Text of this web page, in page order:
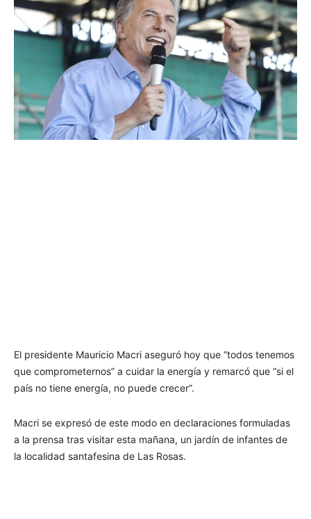
El presidente Mauricio Macri aseguró hoy que “todos tenemos
que comprometernos” a cuidar la energía y remarcó que “si el
país no tiene energía, no puede crecer”.
Macri se expresó de este modo en declaraciones formuladas
a la prensa tras visitar esta mañana, un jardín de infantes de
la localidad santafesina de Las Rosas.